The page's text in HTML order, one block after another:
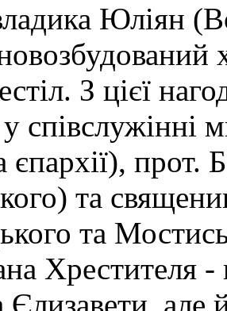
Юліян
З цієї
співслужінні
єпархії), прот.
та
та
Хрестителя
Єлизавети,